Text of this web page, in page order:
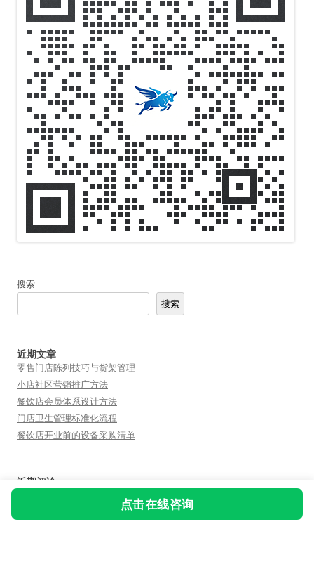
搜索
搜索
近期文章
零售门店陈列技巧与货架管理
小店社区营销推广方法
餐饮店会员体系设计方法
门店卫生管理标准化流程
餐饮店开业前的设备采购清单
近期评论
您尚未收到任何评论。
点击在线咨询